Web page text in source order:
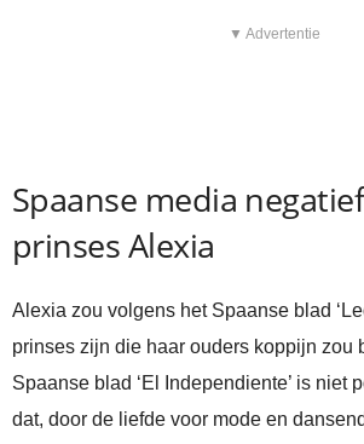
▼ Advertentie
Spaanse media
prinses Alexia
Alexia zou volgens het Spaanse blad
prinses zijn die haar ouders koppijn zou
Spaanse blad ‘El Independiente’ is niet
dat, door de liefde voor mode en